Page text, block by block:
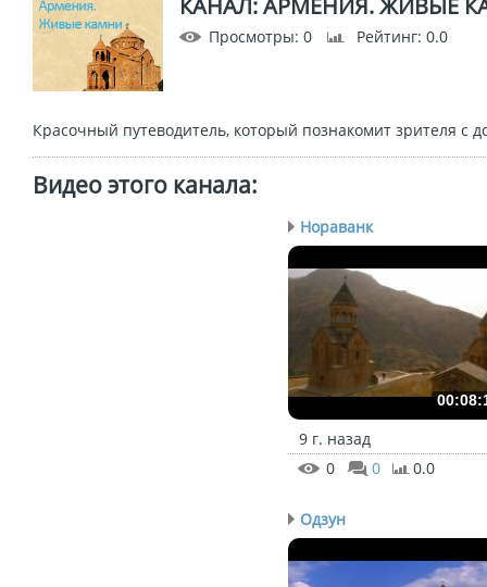
КАНАЛ: АРМЕНИЯ. ЖИВЫЕ
Просмотры: 0 Рейтинг: 0.0
Красочный путеводитель, который познакомит зрителя с
Видео этого канала:
Нораванк
9 г. назад
0
0 0.0
Одзун